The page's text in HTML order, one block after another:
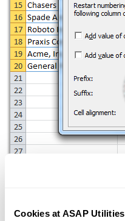
Cookies at ASAP Utilities
aqui.)